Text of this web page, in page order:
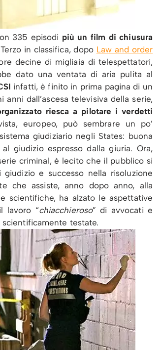
335 episodi più un film di chiusura
in classifica, dopo Law and order
decine di migliaia di telespettatori,
dato una ventata di aria pulita al
infatti, è finito in prima pagina di un
dall’ascesa televisiva della serie,
riesca a pilotare i verdetti
europeo, può sembrare un po’
giudiziario negli States: buona
giudizio espresso dalla giuria. Ora,
criminal, è lecito che il pubblico si
e successo nella risoluzione
che assiste, anno dopo anno, alla
scientifiche, ha alzato le aspettative
lavoro “chiacchieroso” di avvocati e
testate.